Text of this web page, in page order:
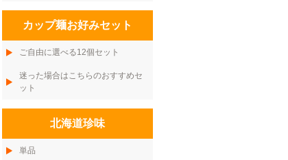
カップ麺お好みセット
ご自由に選べる12個セット
迷った場合はこちらのおすすめセ
ット
北海道珍味
単品